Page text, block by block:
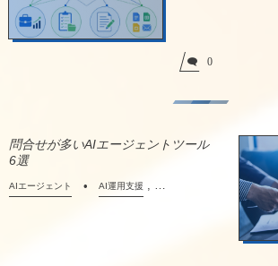
0
問合せが多いAIエージェントツール
6選
AIエージェント AI運用支援